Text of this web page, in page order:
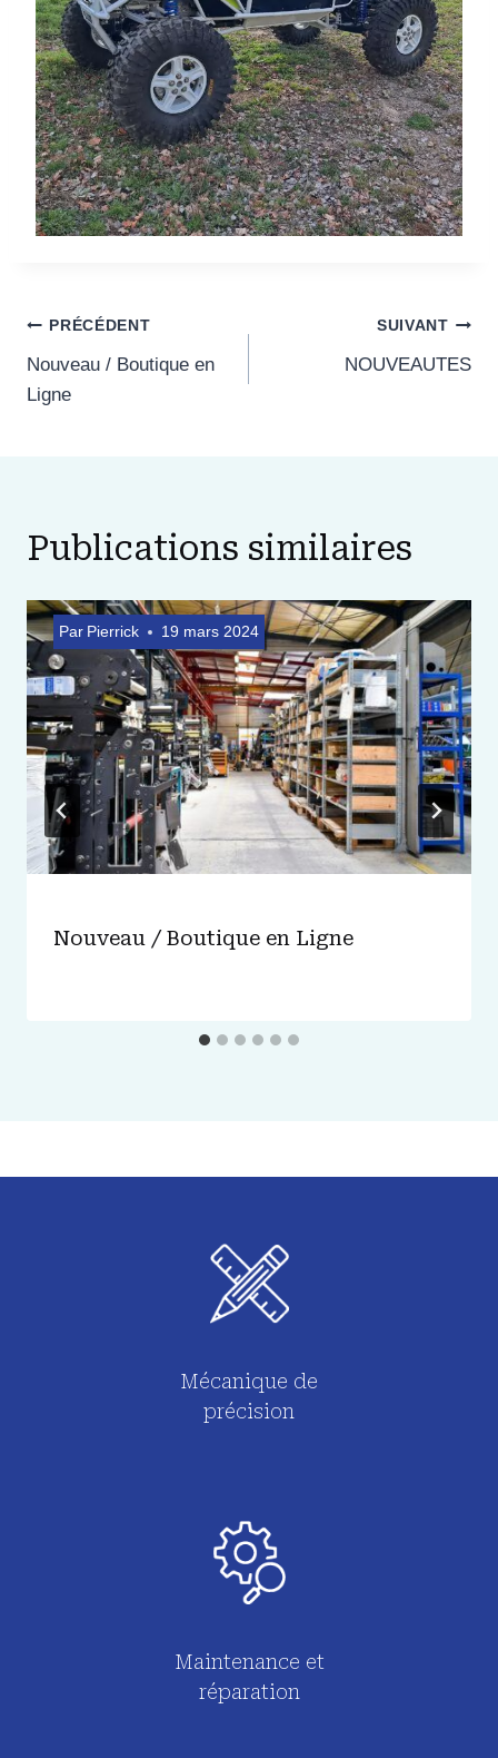
Navigation
de
PRÉCÉDENT
Nouveau / Boutique en
Ligne
SUIVANT
NOUVEAUTES
Publications similaires
Nouveau / Boutique en Ligne
Par Pierrick 19 mars 2024
Mécanique de
précision
Maintenance et
réparation